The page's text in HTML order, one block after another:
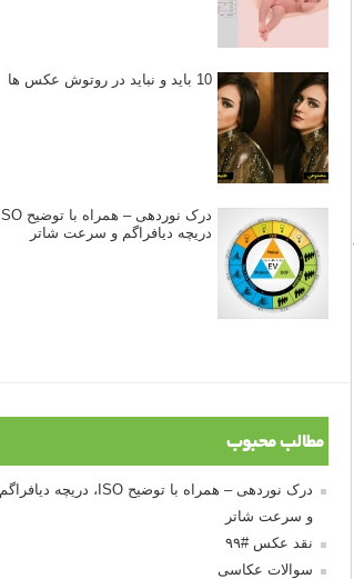
10 باید و نباید در روتوش عکس ها
دریچه دیافراگم و سرعت شاتر
مطالب محبوب
درک نوردهی – همراه با توضیح ISO، دریچه دیافراگم
و سرعت شاتر
نقد عکس #۹۹
سوالات عکاسی